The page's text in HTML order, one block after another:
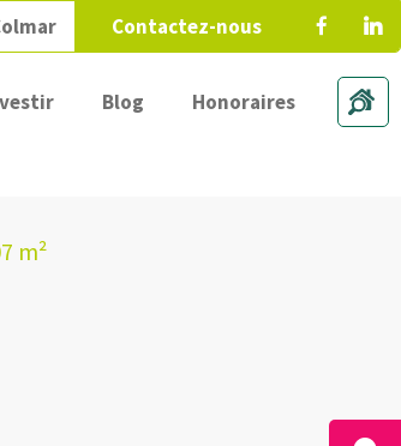
Blog Honoraires
Contactez-nous
m²